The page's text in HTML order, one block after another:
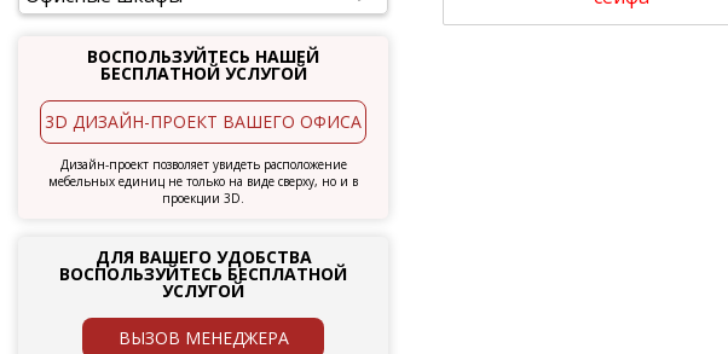
ВОСПОЛЬЗУЙТЕСЬ НАШЕЙ
БЕСПЛАТНОЙ УСЛУГОЙ
3D ДИЗАЙН-ПРОЕКТ ВАШЕГО ОФИСА
Дизайн-проект позволяет увидеть расположение
мебельных единиц не только на виде сверху, но и в
проекции 3D.
ДЛЯ ВАШЕГО УДОБСТВА
ВОСПОЛЬЗУЙТЕСЬ БЕСПЛАТНОЙ
УСЛУГОЙ
ВЫЗОВ МЕНЕДЖЕРА